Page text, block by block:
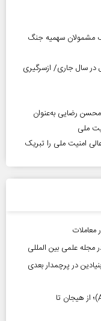
مشمولان سهمیه جنگ
سریال در سال جاری/ ازسرگیری
محسن رضایی به‌عنوان
ملی
امنیت ملی را تبریک
مجله علمی بین المللی
بنیادین در پرچمدار بعدی
رشد خیره‌کننده بازار توکن‌های هوش مصنوعی (AI)؛ از هیجان تا